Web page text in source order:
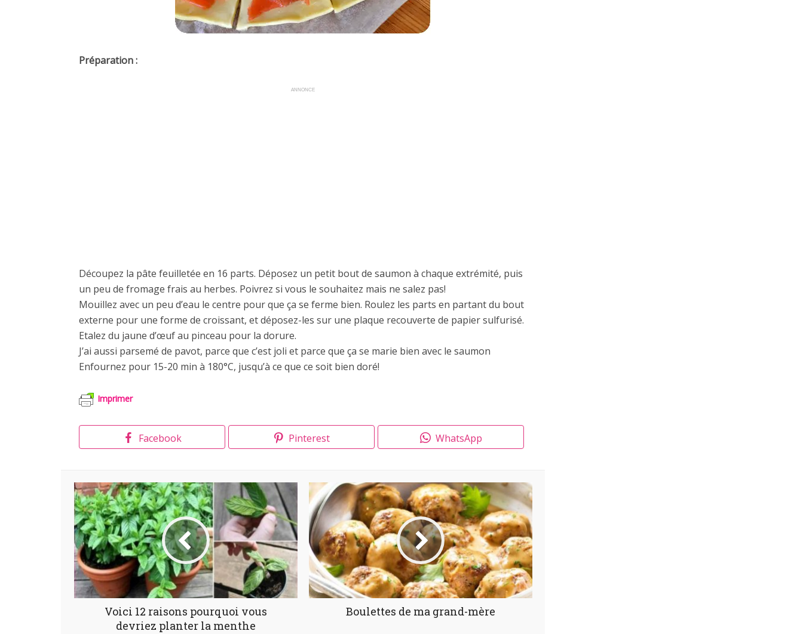
Préparation :
ANNONCE
Découpez la pâte feuilletée en 16 parts. Déposez un petit bout de saumon à chaque extrémité, puis
un peu de fromage frais au herbes. Poivrez si vous le souhaitez mais ne salez pas!
Mouillez avec un peu d’eau le centre pour que ça se ferme bien. Roulez les parts en partant du bout
externe pour une forme de croissant, et déposez-les sur une plaque recouverte de papier sulfurisé.
Etalez du jaune d’œuf au pinceau pour la dorure.
J’ai aussi parsemé de pavot, parce que c’est joli et parce que ça se marie bien avec le saumon
Enfournez pour 15-20 min à 180°C, jusqu’à ce que ce soit bien doré!
Imprimer
Facebook Pinterest WhatsApp
Voici 12 raisons pourquoi vous
devriez planter la menthe
Boulettes de ma grand-mère